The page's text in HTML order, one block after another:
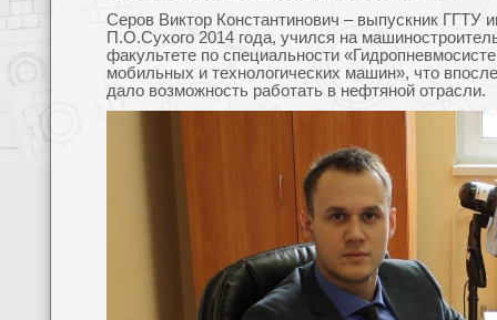
Серов Виктор Константинович – выпускник ГГТУ
П.О.Сухого 2014 года, учился на
факультете по специальности
мобильных и технологических машин», что
дало возможность работать в нефтяной отрасли.